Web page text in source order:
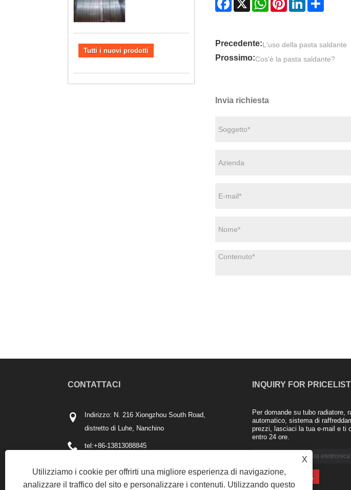
Tutti i nuovi prodotti
Precedente:L'uso della pasta saldante
Prossimo:Cos'è la pasta saldante?
Invia richiesta
CONTATTACI
Indirizzo: N. 216 Xiongzhou South Road,
distretto di Luhe, Nanchino
tel:+86-13813088845
E-mail: kingda@njmjst.com
INQUIRY FOR PRICELIST
Per domande su tubo radiatore,
automatico, sistema di
prezzi, lasciaci la tua e-mail e ti
entro 24 ore.
Majestic
X
Utilizziamo i cookie per offrirti una migliore esperienza di navigazione,
analizzare il traffico del sito e personalizzare i contenuti. Utilizzando questo